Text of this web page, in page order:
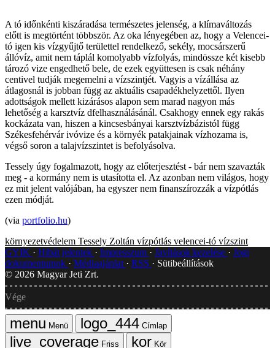
A tó időnkénti kiszáradása természetes jelenség, a klímaváltozás
előtt is megtörtént többször. Az oka lényegében az, hogy a Velencei-
tó igen kis vízgyűjtő területtel rendelkező, sekély, mocsárszerű
állóvíz, amit nem táplál komolyabb vízfolyás, mindössze két kisebb
tározó vize engedhető bele, de ezek együttesen is csak néhány
centivel tudják megemelni a vízszintjét. Vagyis a vízállása az
átlagosnál is jobban függ az aktuális csapadékhelyzettől. Ilyen
adottságok mellett kizárásos alapon sem marad nagyon más
lehetőség a karsztvíz dfelhasználásánál. Csakhogy ennek egy rakás
kockázata van, hiszen a kincsesbányai karsztvízbázistól függ
Székesfehérvár ivóvize és a környék patakjainak vízhozama is,
végső soron a talajvízszintet is befolyásolva.
Tessely úgy fogalmazott, hogy az előterjesztést - bár nem szavazták
meg - a kormány nem is utasította el. Az azonban nem világos, hogy
ez mit jelent valójában, ha egyszer nem finanszírozzák a vízpótlás
ezen módját.
(via portfolio.hu)
környezetvédelem Tessely Zoltán vízpótlás velencei-tó vízszint
GYIK
Hibát jelentek Impresszum Javítások kezelése
Jogi
dokumentumok
Médiaajánlat RSS
Sütibeállítások
© 2026 Magyar Jeti Zrt.
Vége
Menü
Címlap
Friss
Kör